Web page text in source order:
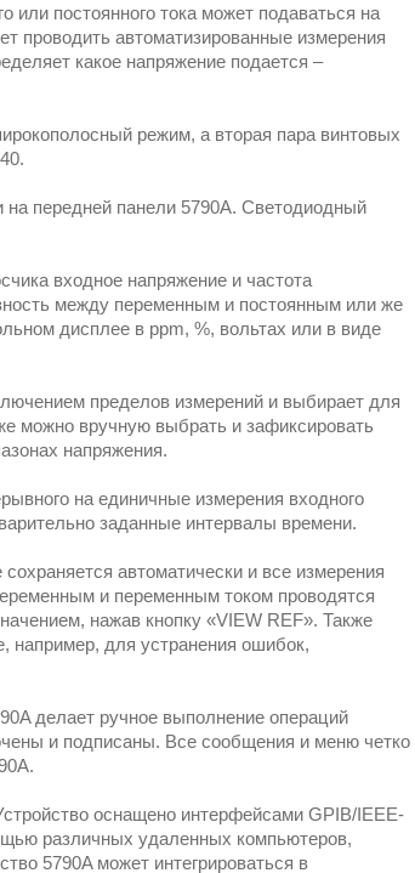
или постоянного тока может подаваться на
проводить автоматизированные измерения
какое напряжение подается –
режим, а вторая пара винтовых
передней панели 5790A. Светодиодный
входное напряжение и частота
между переменным и постоянным или же
дисплее в ppm, %, вольтах или в виде
пределов измерений и выбирает для
можно вручную выбрать и зафиксировать
напряжения.
на единичные измерения входного
заданные интервалы времени.
автоматически и все измерения
и переменным током проводятся
нажав кнопку «VIEW REF». Также
например, для устранения ошибок,
делает ручное выполнение операций
и подписаны. Все сообщения и меню четко
оснащено интерфейсами GPIB/IEEE-
различных удаленных компьютеров,
5790A может интегрироваться в